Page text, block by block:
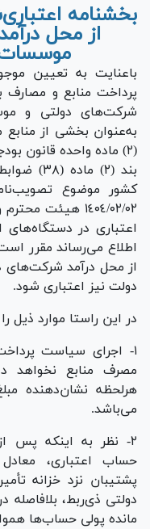
بخشنامه
از محل
موسسات
باعنایت به تعیین
پرداخت منابع و
شرکت‌های دولتی و
١٤٠٤/٠٢/٠٢
اعتباری در دستگاه‌های
اطلاع می‌رساند مقرر
از محل درآمد شرکت‌های
دولت نیز اعتباری شود.
در این راستا موارد ذیل
١- اجرای سیاست
مصرف منابع نخواهد
هرلحظه نشان‌دهنده
می‌باشد.
٢- نظر به اینکه پس
حساب اعتباری،
پشتیبان نزد خزانه
دولتی ذی‌ربط،
مانده پولی حساب‌ها